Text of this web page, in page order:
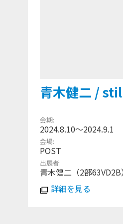
青木健二 /
会期
2024.8.10〜2024.9.1
会場
POST
出展者
青木健二（2部63VD2B）
詳細を見る